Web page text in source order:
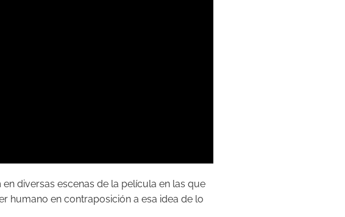
en diversas escenas de la película en las que
humano en contraposición a esa idea de lo